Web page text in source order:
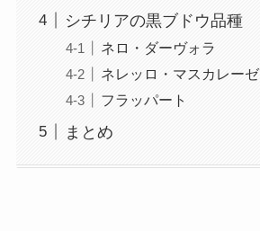
シチリアの黒ブドウ品種
ネロ・ダーヴォラ
ネレッロ・マスカレーゼ
フラッパート
まとめ